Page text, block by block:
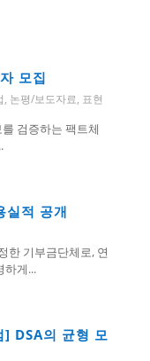
모집
, 논평/보도자료, 표현
검증하는 팩트체
실적 공개
한 기부금단체로, 연
하게...
] DSA의 균형 모